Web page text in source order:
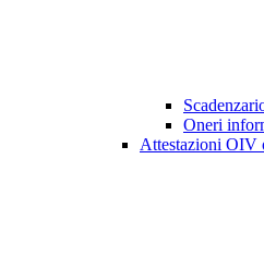
Oneri
Attestazioni OIV